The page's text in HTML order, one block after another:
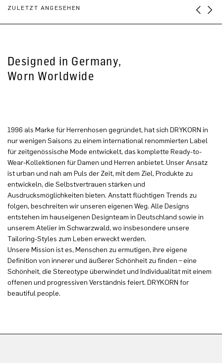
ZULETZT ANGESEHEN
Designed in Germany,
Worn Worldwide
1996 als Marke für Herrenhosen gegründet, hat sich DRYKORN in
nur wenigen Saisons zu einem international renommierten Label
für zeitgenössische Mode entwickelt, das komplette Ready-to-
Wear-Kollektionen für Damen und Herren anbietet. Unser Ansatz
ist urban und nah am Puls der Zeit, mit dem Ziel, Produkte zu
entwickeln, die Selbstvertrauen stärken und
Ausdrucksmöglichkeiten bieten. Anstatt flüchtigen Trends zu
folgen, beschreiten wir unseren eigenen Weg. Alle Designs
entstehen im hauseigenen Designteam in Deutschland sowie in
unserem Atelier im Schwarzwald, wo insbesondere unsere
Tailoring-Styles zum Leben erweckt werden.
Unsere Mission ist es, Menschen zu ermutigen, ihre eigene
Definition von innerer und äußerer Schönheit zu finden – eine
Schönheit, die Stereotype überwindet und Individualität mit einem
offenen und progressiven Verständnis feiert. DRYKORN for
beautiful people.